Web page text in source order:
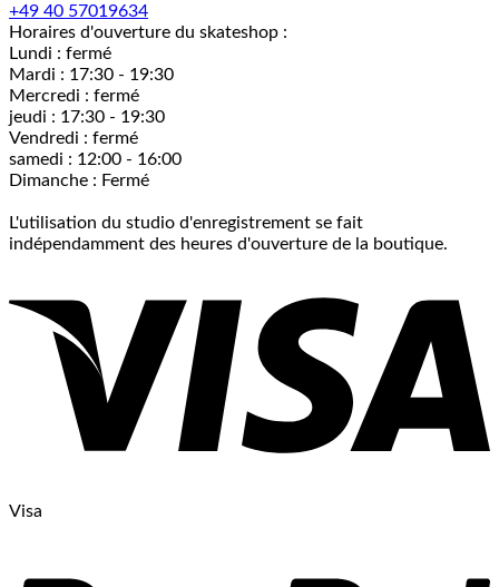
+49 40 57019634
Horaires d'ouverture du skateshop :
Lundi : fermé
Mardi : 17:30 - 19:30
Mercredi : fermé
jeudi : 17:30 - 19:30
Vendredi : fermé
samedi : 12:00 - 16:00
Dimanche : Fermé
L'utilisation du studio d'enregistrement se fait
indépendamment des heures d'ouverture de la boutique.
Visa